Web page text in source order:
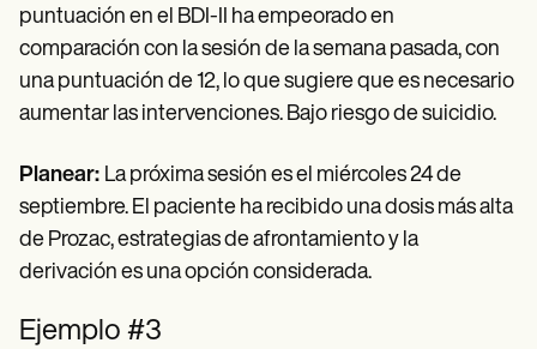
puntuación en el BDI-II ha empeorado en
comparación con la sesión de la semana pasada, con
una puntuación de 12, lo que sugiere que es necesario
aumentar las intervenciones. Bajo riesgo de suicidio.
Planear: La próxima sesión es el miércoles 24 de
septiembre. El paciente ha recibido una dosis más alta
de Prozac, estrategias de afrontamiento y la
derivación es una opción considerada.
Ejemplo #3